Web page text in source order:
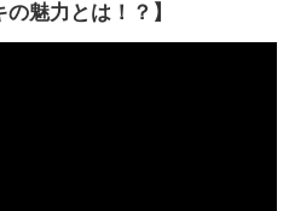
の魅力とは！？】